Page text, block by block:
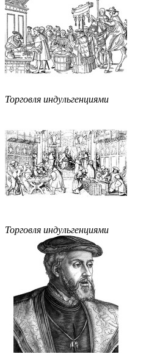
Торговля индульгенциями
Торговля индульгенциями